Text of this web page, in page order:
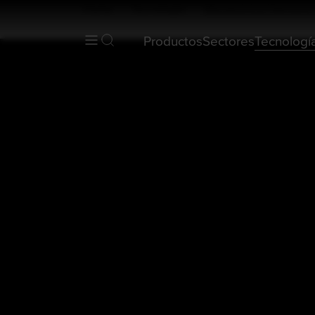
ProductosSectores